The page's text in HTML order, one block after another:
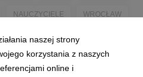
NAUCZYCIELE WROCŁAW
PROJEKT
FINANSE I RACHUNKOWOŚĆ
naszej strony
korzystania z naszych
online i